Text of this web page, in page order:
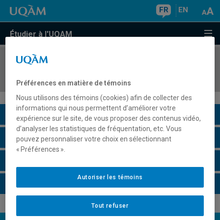
FR EN
Étudier à l'UQAM
COURS//
Description du cours
Horaire - Été 2026
Préférences en matière de témoins
Nous utilisons des témoins (cookies) afin de collecter des
informations qui nous permettent d’améliorer votre
expérience sur le site, de vous proposer des contenus vidéo,
d’analyser les statistiques de fréquentation, etc. Vous
pouvez personnaliser votre choix en sélectionnant
« Préférences ».
Tout refuser
Autoriser les témoins